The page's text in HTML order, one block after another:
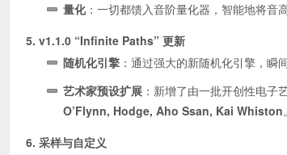
量化：一切都馈入音阶量化器，智能地将音
5. v1.1.0 “Infinite Paths” 更新
随机化引擎 ：通过强大的新随机化引擎，瞬
艺术家预设扩展 ：新增了由一批开创性电子
O’Flynn, Hodge, Aho Ssan, Kai Whiston。
6. 采样与自定义